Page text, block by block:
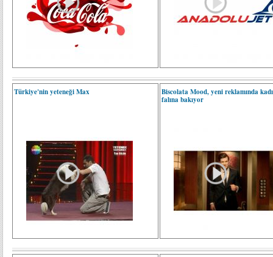
Türkiye'nin yeteneği Max
Biscolata Mood, yeni reklamında
falına bakıyor